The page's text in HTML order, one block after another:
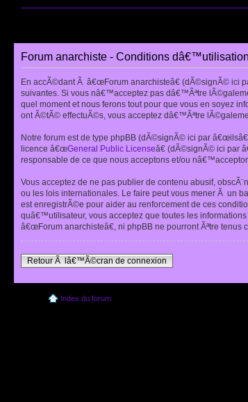
Forum anarchiste - Conditions dâ€™utilisation
En accÃ©dant Ã â€œForum anarchisteâ€ (dÃ©signÃ© ici
suivantes. Si vous nâ€™acceptez pas dâ€™Ãªtre
quel moment et nous ferons tout pour que vous en soyez
ont Ã©tÃ© effectuÃ©s, vous acceptez dâ€™Ãªtre
Notre forum est de type phpBB (dÃ©signÃ© ici par
licence â€œGeneral Public Licenseâ€ (dÃ©signÃ© ici par
responsable de ce que nous acceptons et/ou
Vous acceptez de ne pas publier de contenu abusif,
ou les lois internationales. Le faire peut vous mener Ã un
est enregistrÃ©e pour aider au renforcement de ces
quâ€™utilisateur, vous acceptez que toutes les
â€œForum anarchisteâ€, ni phpBB ne pourront Ãªtre
Retour Ã lâ€™Ã©cran de connexion
Index du forum